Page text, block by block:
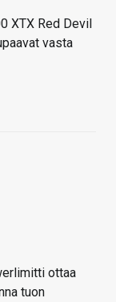
XTX Red Devil
vasta
ottaa
tuon